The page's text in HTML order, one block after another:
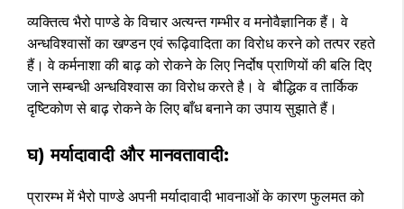
व्यक्तित्व भैरो पाण्डे के विचार अत्यन्त गम्भीर व मनोवैज्ञानिक हैं। वे
अन्धविश्वासों का खण्डन एवं रूढ़िवादिता का विरोध करने को तत्पर रहते
हैं। वे कर्मनाशा की बाढ़ को रोकने के लिए निर्दोष प्राणियों की बलि दिए
जाने सम्बन्धी अन्धविश्वास का विरोध करते है। वे बौद्धिक व तार्किक
दृष्टिकोण से बाढ़ रोकने के लिए बाँध बनाने का उपाय सुझाते हैं।
घ) मर्यादावादी और मानवतावादी:
प्रारम्भ में भैरो पाण्डे अपनी मर्यादावादी भावनाओं के कारण फुलमत को